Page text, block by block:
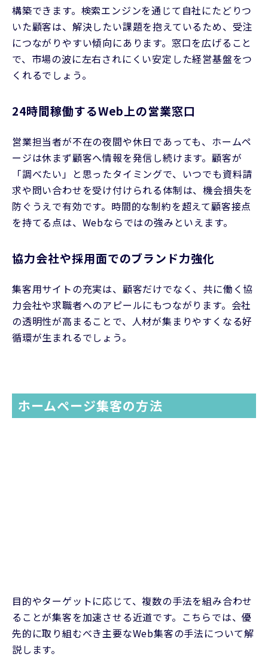
構築できます。検索エンジンを通じて自社にたどりつ
いた顧客は、解決したい課題を抱えているため、受注
につながりやすい傾向にあります。窓口を広げること
で、市場の波に左右されにくい安定した経営基盤をつ
くれるでしょう。
24時間稼働するWeb上の営業窓口
営業担当者が不在の夜間や休日であっても、ホームペ
ージは休まず顧客へ情報を発信し続けます。顧客が
「調べたい」と思ったタイミングで、いつでも資料請
求や問い合わせを受け付けられる体制は、機会損失を
防ぐうえで有効です。時間的な制約を超えて顧客接点
を持てる点は、Webならではの強みといえます。
協力会社や採用面でのブランド力強化
集客用サイトの充実は、顧客だけでなく、共に働く協
力会社や求職者へのアピールにもつながります。会社
の透明性が高まることで、人材が集まりやすくなる好
循環が生まれるでしょう。
ホームページ集客の方法
目的やターゲットに応じて、複数の手法を組み合わせ
ることが集客を加速させる近道です。こちらでは、優
先的に取り組むべき主要なWeb集客の手法について解
説します。